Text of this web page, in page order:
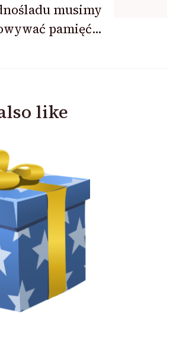
musimy
pamięć…
like